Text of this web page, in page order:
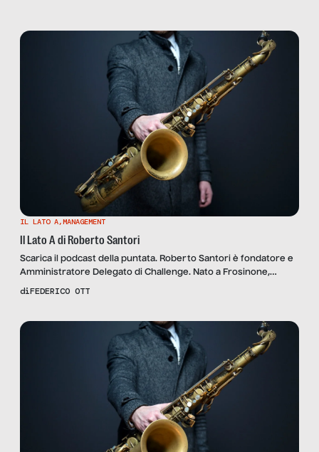
IL LATO A,MANAGEMENT
Il Lato A di Roberto Santori
Scarica il podcast della puntata. Roberto Santori è fondatore e
Amministratore Delegato di Challenge. Nato a Frosinone,
bilancia ascendente bilancia, dovrebbe essere equilibrato per
laureato in Ingegneria Civile, a Roma, aveva una carriera già
definita: rilevare l’attività paterna. Ma le cose […]
diFEDERICO OTT